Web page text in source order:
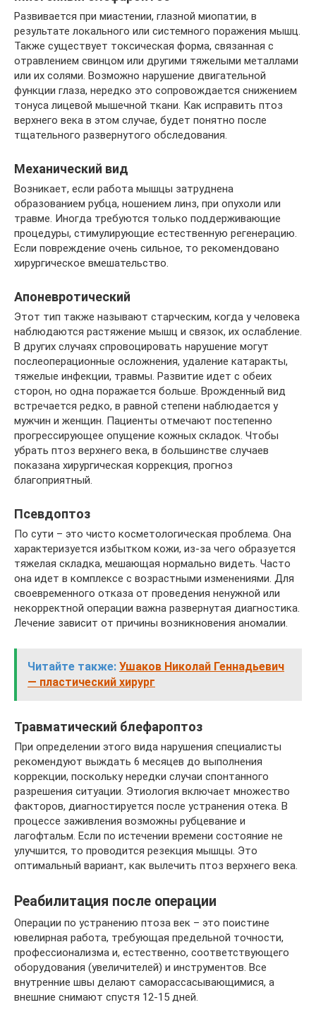
Развивается при миастении, глазной миопатии, в
результате локального или системного поражения мышц.
Также существует токсическая форма, связанная с
отравлением свинцом или другими тяжелыми металлами
или их солями. Возможно нарушение двигательной
функции глаза, нередко это сопровождается снижением
тонуса лицевой мышечной ткани. Как исправить птоз
верхнего века в этом случае, будет понятно после
тщательного развернутого обследования.
Механический вид
Возникает, если работа мышцы затруднена
образованием рубца, ношением линз, при опухоли или
травме. Иногда требуются только поддерживающие
процедуры, стимулирующие естественную регенерацию.
Если повреждение очень сильное, то рекомендовано
хирургическое вмешательство.
Апоневротический
Этот тип также называют старческим, когда у человека
наблюдаются растяжение мышц и связок, их ослабление.
В других случаях спровоцировать нарушение могут
послеоперационные осложнения, удаление катаракты,
тяжелые инфекции, травмы. Развитие идет с обеих
сторон, но одна поражается больше. Врожденный вид
встречается редко, в равной степени наблюдается у
мужчин и женщин. Пациенты отмечают постепенно
прогрессирующее опущение кожных складок. Чтобы
убрать птоз верхнего века, в большинстве случаев
показана хирургическая коррекция, прогноз
благоприятный.
Псевдоптоз
По сути – это чисто косметологическая проблема. Она
характеризуется избытком кожи, из-за чего образуется
тяжелая складка, мешающая нормально видеть. Часто
она идет в комплексе с возрастными изменениями. Для
своевременного отказа от проведения ненужной или
некорректной операции важна развернутая диагностика.
Лечение зависит от причины возникновения аномалии.
Читайте также: Ушаков Николай Геннадьевич
— пластический хирург
Травматический блефароптоз
При определении этого вида нарушения специалисты
рекомендуют выждать 6 месяцев до выполнения
коррекции, поскольку нередки случаи спонтанного
разрешения ситуации. Этиология включает множество
факторов, диагностируется после устранения отека. В
процессе заживления возможны рубцевание и
лагофтальм. Если по истечении времени состояние не
улучшится, то проводится резекция мышцы. Это
оптимальный вариант, как вылечить птоз верхнего века.
Реабилитация после операции
Операции по устранению птоза век – это поистине
ювелирная работа, требующая предельной точности,
профессионализма и, естественно, соответствующего
оборудования (увеличителей) и инструментов. Все
внутренние швы делают саморассасывающимися, а
внешние снимают спустя 12-15 дней.